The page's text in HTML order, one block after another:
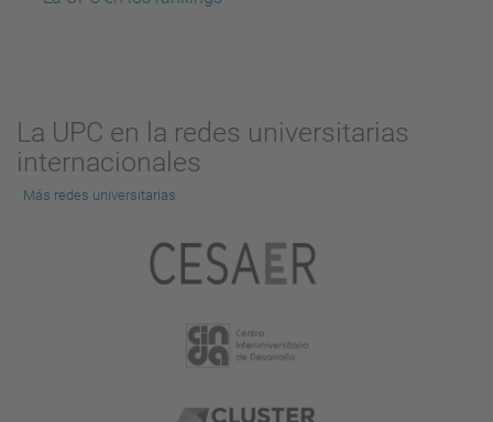
La UPC en la redes universitarias
internacionales
Más redes universitarias